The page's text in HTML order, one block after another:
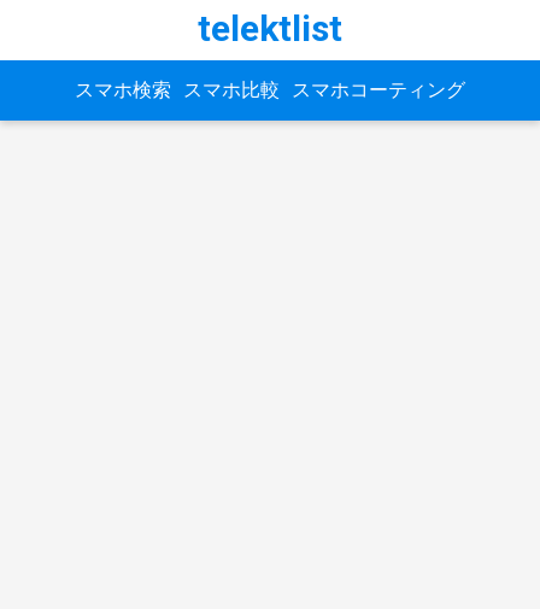
telektlist
スマホ検索 スマホ比較 スマホコーティング